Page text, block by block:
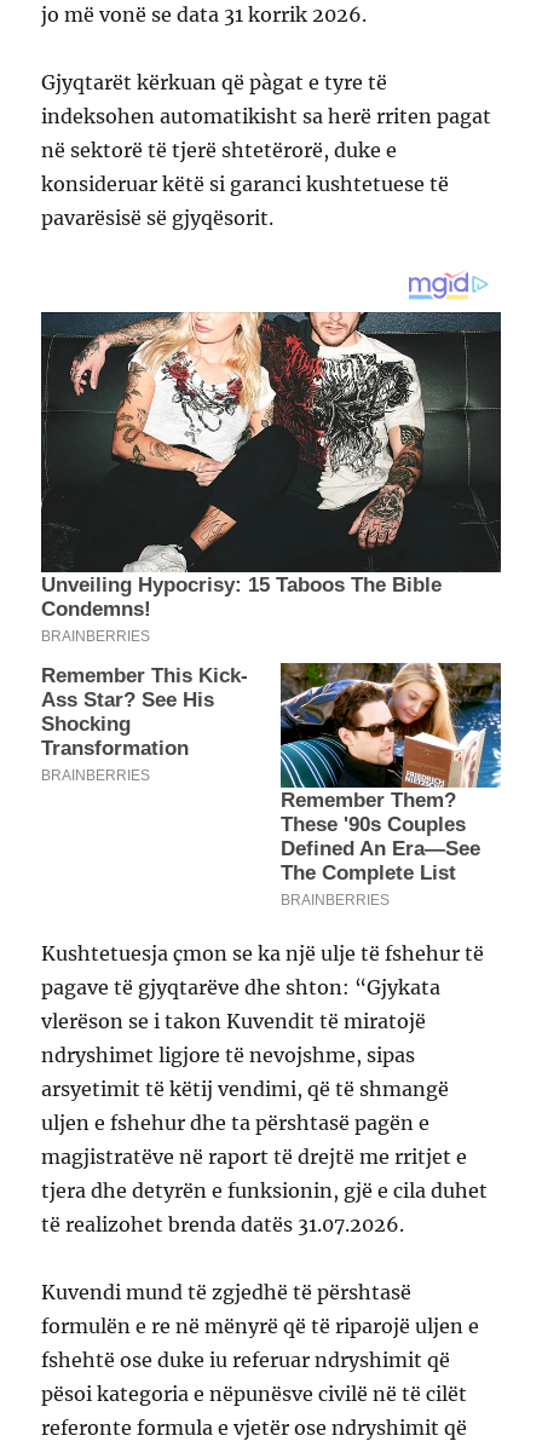
jo më vonë se data 31 korrik 2026.
Gjyqtarët kërkuan që pàgat e tyre të
indeksohen automatikisht sa herë rriten pagat
në sektorë të tjerë shtetërorë, duke e
konsideruar këtë si garanci kushtetuese të
pavarësisë së gjyqësorit.
Kushtetuesja çmon se ka një ulje të fshehur të
pagave të gjyqtarëve dhe shton: “Gjykata
vlerëson se i takon Kuvendit të miratojë
ndryshimet ligjore të nevojshme, sipas
arsyetimit të këtij vendimi, që të shmangë
uljen e fshehur dhe ta përshtasë pagën e
magjistratëve në raport të drejtë me rritjet e
tjera dhe detyrën e funksionin, gjë e cila duhet
të realizohet brenda datës 31.07.2026.
Kuvendi mund të zgjedhë të përshtasë
formulën e re në mënyrë që të riparojë uljen e
fshehtë ose duke iu referuar ndryshimit që
pësoi kategoria e nëpunësve civilë në të cilët
referonte formula e vjetër ose ndryshimit që